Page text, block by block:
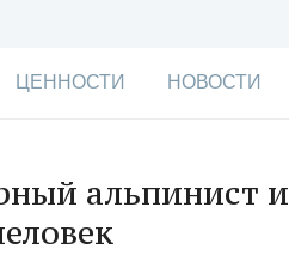
ЦЕННОСТИ НОВОСТИ
альпинист и